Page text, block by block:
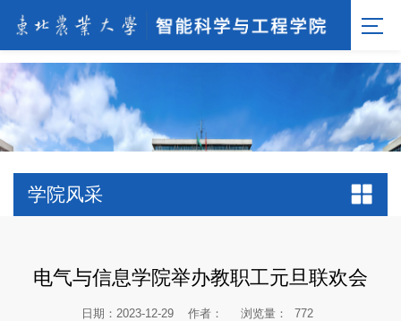
学院风采
电气与信息学院举办教职工元旦联欢会
日期：2023-12-29 作者： 浏览量： 772